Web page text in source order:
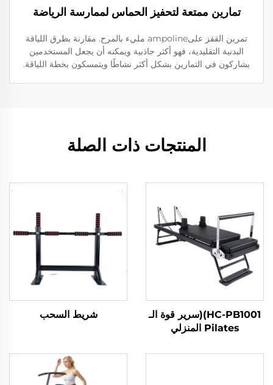
تمارين ممتعة لتحفيز الحماس لممارسة الرياضة
تمرين القفز علىampoline مليء بالمرح. مقارنة بطرق اللياقة
البدنية التقليدية، فهو أكثر جاذبية ويمكنه أن يجعل المستخدمين
يشاركون في التمارين بشكل أكثر نشاطًا ويتمسكون بخطة اللياقة.
المنتجات ذات الصلة
HC-PB1001)(سرير قوة الـ
Pilates المنزلي
شريط السحب